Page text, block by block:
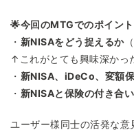
🌟今回のMTGでのポイン
・ 新NISAをどう捉えるか
↑これがとても興味深かっ
・ 新NISA、iDeCo、変額
・ 新NISAと保険の付き合
ユーザー様同士の活発な意